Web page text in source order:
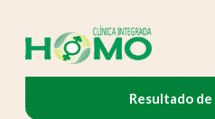
Resultado de